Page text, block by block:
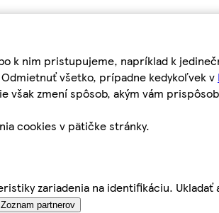
k nim pristupujeme, napríklad k
všetko, prípadne kedykoľvek v
zmení spôsob, akým vám
cookies v pätičke stránky.
zariadenia na identifikáciu.
Zoznam partnerov